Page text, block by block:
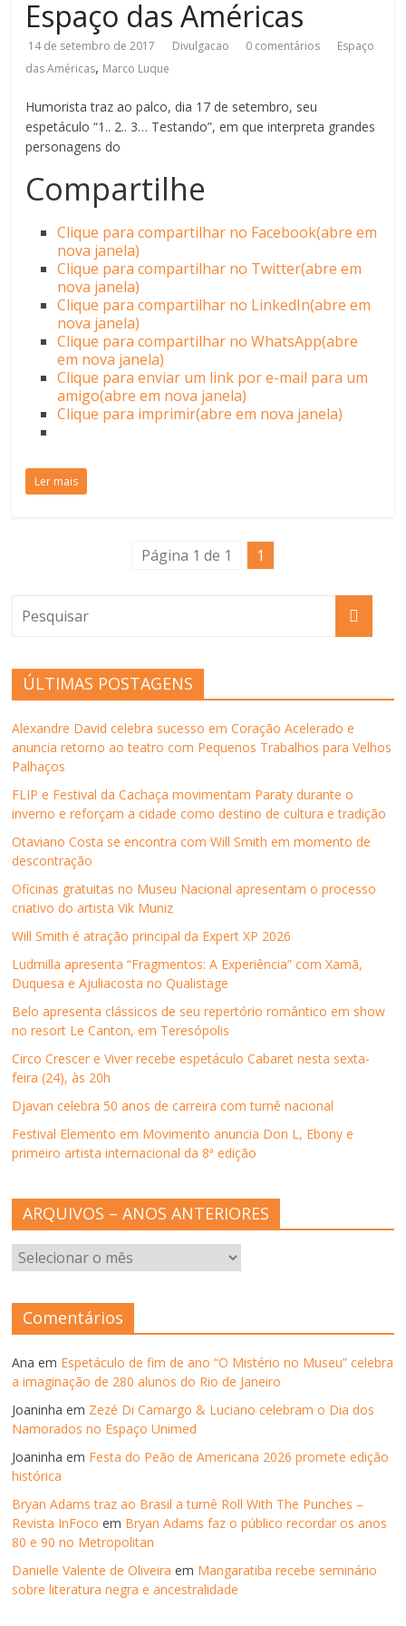
Espaço das Américas
14 de setembro de 2017 Divulgacao 0 comentários
Espaço
das Américas, Marco Luque
Humorista traz ao palco, dia 17 de setembro, seu
espetáculo “1.. 2.. 3… Testando”, em que interpreta grandes
personagens do
Compartilhe
Clique para compartilhar no Facebook(abre em
nova janela)
Clique para compartilhar no Twitter(abre em
nova janela)
Clique para compartilhar no LinkedIn(abre em
nova janela)
Clique para compartilhar no WhatsApp(abre
em nova janela)
Clique para enviar um link por e-mail para um
amigo(abre em nova janela)
Clique para imprimir(abre em nova janela)
Ler mais
Página 1 de 1 1
ÚLTIMAS POSTAGENS
Alexandre David celebra sucesso em Coração Acelerado e
anuncia retorno ao teatro com Pequenos Trabalhos para Velhos
Palhaços
FLIP e Festival da Cachaça movimentam Paraty durante o
inverno e reforçam a cidade como destino de cultura e tradição
Otaviano Costa se encontra com Will Smith em momento de
descontração
Oficinas gratuitas no Museu Nacional apresentam o processo
criativo do artista Vik Muniz
Will Smith é atração principal da Expert XP 2026
Ludmilla apresenta “Fragmentos: A Experiência” com Xamã,
Duquesa e Ajuliacosta no Qualistage
Belo apresenta clássicos de seu repertório romântico em show
no resort Le Canton, em Teresópolis
Circo Crescer e Viver recebe espetáculo Cabaret nesta sexta-
feira (24), às 20h
Djavan celebra 50 anos de carreira com turnê nacional
Festival Elemento em Movimento anuncia Don L, Ebony e
primeiro artista internacional da 8ª edição
ARQUIVOS – ANOS ANTERIORES
ARQUIVOS
–
ANTERIORES
Comentários
Ana em Espetáculo de fim de ano “O Mistério no Museu” celebra
a imaginação de 280 alunos do Rio de Janeiro
Joaninha em Zezé Di Camargo & Luciano celebram o Dia dos
Namorados no Espaço Unimed
Joaninha em Festa do Peão de Americana 2026 promete edição
histórica
Bryan Adams traz ao Brasil a turnê Roll With The Punches –
Revista InFoco em Bryan Adams faz o público recordar os anos
80 e 90 no Metropolitan
Danielle Valente de Oliveira em Mangaratiba recebe seminário
sobre literatura negra e ancestralidade